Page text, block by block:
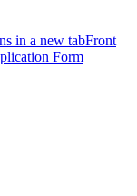
in a new tabFront
Form